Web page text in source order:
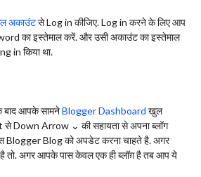
अकाउंटसे Log in कीजिए. Log in करने के लिए आप
का इस्तेमाल करें. और उसी अकाउंट का इस्तेमाल
in किया था.
बाद आपके सामनेBlogger Dashboard खुल
से Down Arrow ⌄ की सहायता से अपना ब्लॉग
Blog को अपडेट करना चाहते है. अगर
तो. अगर आपके पास केवल एक ही ब्लॉग़ है तब आप ये